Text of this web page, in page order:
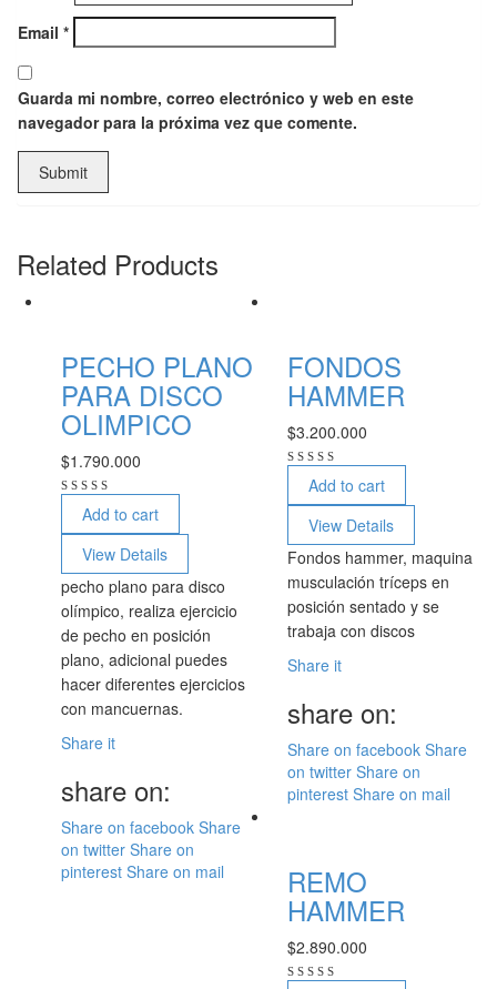
Email *
Guarda mi nombre, correo electrónico y web en este
navegador para la próxima vez que comente.
Related Products
PECHO PLANO
PARA DISCO
OLIMPICO
$1.790.000
Add to cart
View Details
pecho plano para disco
olímpico, realiza ejercicio
de pecho en posición
plano, adicional puedes
hacer diferentes ejercicios
con mancuernas.
Share it
share on:
Share on facebook Share
on twitter Share on
pinterest Share on mail
FONDOS
HAMMER
$3.200.000
Add to cart
View Details
Fondos hammer, maquina
musculación tríceps en
posición sentado y se
trabaja con discos
Share it
share on:
Share on facebook Share
on twitter Share on
pinterest Share on mail
REMO
HAMMER
$2.890.000